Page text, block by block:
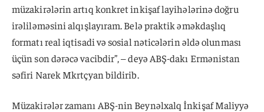
müzakirələrin artıq konkret inkişaf layihələrinə doğru
irəliləməsini alqışlayıram. Belə praktik əməkdaşlıq
formatı real iqtisadi və sosial nəticələrin əldə olunması
üçün son dərəcə vacibdir”, – deyə ABŞ-dakı Ermənistan
səfiri Narek Mkrtçyan bildirib.
Müzakirələr zamanı ABŞ-nin Beynəlxalq İnkişaf Maliyyə